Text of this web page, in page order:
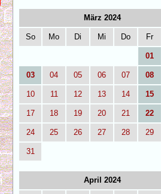
März 2024
So Mo Di Mi Do Fr
01
03 04 05 06 07 08
10 11 12 13 14 15
17 18 19 20 21 22
24 25 26 27 28 29
31
April 2024